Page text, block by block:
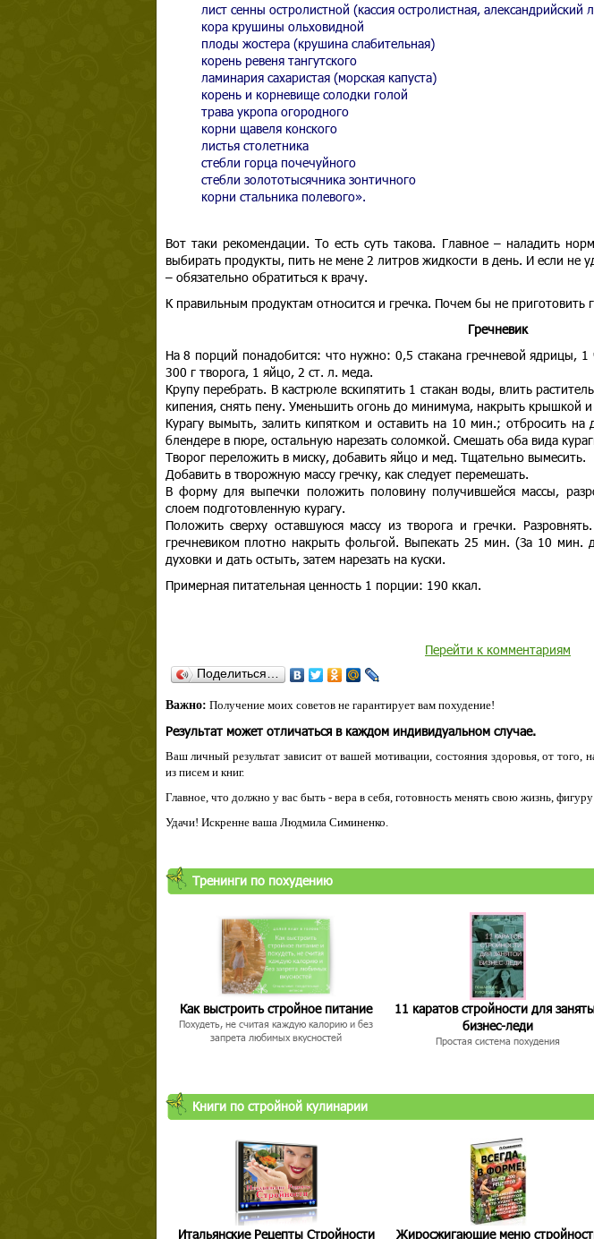
лист сенны остролистной (кассия остролистная, александрийский
кора крушины ольховидной
плоды жостера (крушина слабительная)
корень ревеня тангутского
ламинария сахаристая (морская капуста)
корень и корневище солодки голой
трава укропа огородного
корни щавеля конского
листья столетника
стебли горца почечуйного
стебли золототысячника зонтичного
корни стальника полевого».
Вот таки рекомендации. То есть суть такова. Главное – наладить
выбирать продукты, пить не мене 2 литров жидкости в день. И если не
– обязательно обратиться к врачу.
К правильным продуктам относится и гречка. Почем бы не приготовить
Гречневик
На 8 порций понадобится: что нужно: 0,5 стакана гречневой ядрицы, 1
300 г творога, 1 яйцо, 2 ст. л. меда.
Крупу перебрать. В кастрюле вскипятить 1 стакан воды, влить
кипения, снять пену. Уменьшить огонь до минимума, накрыть крышкой и
Курагу вымыть, залить кипятком и оставить на 10 мин.; отбросить на
блендере в пюре, остальную нарезать соломкой. Смешать оба вида
Творог переложить в миску, добавить яйцо и мед. Тщательно вымесить.
Добавить в творожную массу гречку, как следует перемешать.
В форму для выпечки положить половину получившейся массы,
слоем подготовленную курагу.
Положить сверху оставшуюся массу из творога и гречки.
гречневиком плотно накрыть фольгой. Выпекать 25 мин. (За 10 мин.
духовки и дать остыть, затем нарезать на куски.
Примерная питательная ценность 1 порции: 190 ккал.
Перейти к комментариям
Поделиться…
Важно: Получение моих советов не гарантирует вам похудение!
Результат может отличаться в каждом индивидуальном случае.
Ваш личный результат зависит от вашей мотивации, состояния здоровья, от того,
из писем и книг.
Главное, что должно у вас быть - вера в себя, готовность менять свою жизнь,
Удачи! Искренне ваша Людмила Симиненко.
Тренинги по похудению
Как выстроить стройное питание
Похудеть, не считая каждую калорию и без
запрета любимых вкусностей
11 каратов стройности для
бизнес-леди
Простая система похудения
Книги по стройной кулинарии
Итальянские Рецепты Стройности Жиросжигающие меню